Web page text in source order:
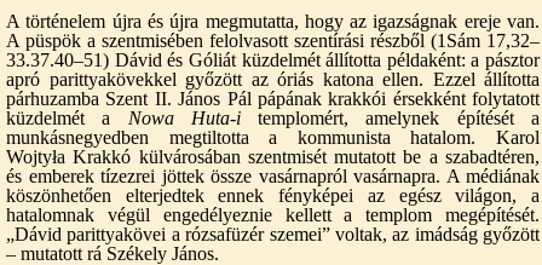
A történelem újra és újra megmutatta, hogy az igazságnak ereje van.
A püspök a szentmisében felolvasott szentírási részből (1Sám 17,32–
33.37.40–51) Dávid és Góliát küzdelmét állította példaként: a pásztor
apró parittyakövekkel győzött az óriás katona ellen. Ezzel állította
párhuzamba Szent II. János Pál pápának krakkói érsekként folytatott
küzdelmét a Nowa Huta-itemplomért, amelynek építését a
munkásnegyedben megtiltotta a kommunista hatalom. Karol
Wojtyła Krakkó külvárosában szentmisét mutatott be a szabadtéren,
és emberek tízezrei jöttek össze vasárnapról vasárnapra. A médiának
köszönhetően elterjedtek ennek fényképei az egész világon, a
hatalomnak végül engedélyeznie kellett a templom megépítését.
„Dávid parittyakövei a rózsafüzér szemei” voltak, az imádság győzött
– mutatott rá Székely János.